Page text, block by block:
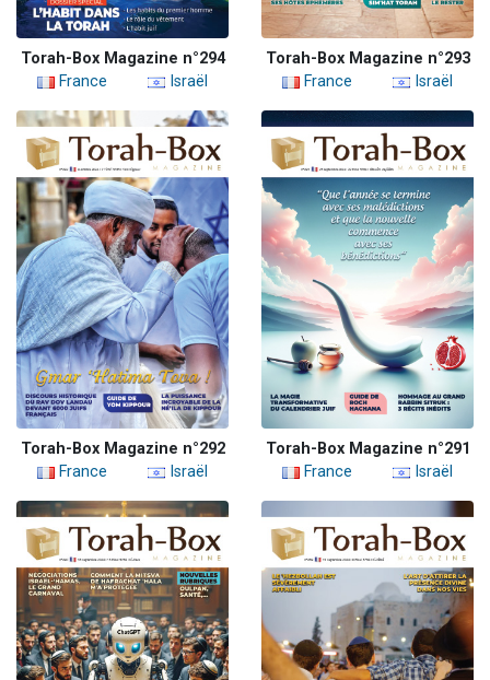
Torah-Box Magazine n°294
France
Israël
Torah-Box Magazine n°293
France
Israël
Torah-Box Magazine n°292
France
Israël
Torah-Box Magazine n°291
France
Israël